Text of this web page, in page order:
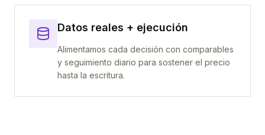
Datos reales + ejecución
Alimentamos cada decisión con comparables
y seguimiento diario para sostener el precio
hasta la escritura.